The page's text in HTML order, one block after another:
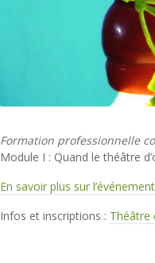
Formation professionnelle
Module I : Quand le théâtre
En savoir plus sur l’événement
Infos et inscriptions : Théâtre